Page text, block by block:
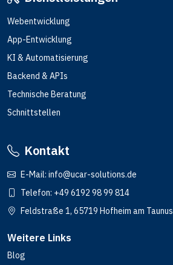
Webentwicklung
App-Entwicklung
KI & Automatisierung
Backend & APIs
Technische Beratung
Schnittstellen
Kontakt
E-Mail: info@ucar-solutions.de
Telefon: +49 6192 98 99 814
Feldstraße 1, 65719 Hofheim am Taunus
Weitere Links
Blog